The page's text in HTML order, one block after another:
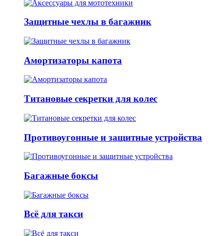
Защитные чехлы в багажник
Амортизаторы капота
Титановые секретки для колес
Противоугонные и защитные устройства
Багажные боксы
Всё для такси